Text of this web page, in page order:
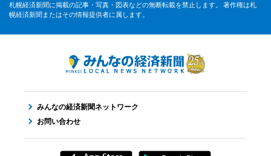
札幌経済新聞に掲載の記事・写真・図表などの無断転載を禁止します。 著作権は札
幌経済新聞またはその情報提供者に属します。
みんなの経済新聞ネットワーク
お問い合わせ